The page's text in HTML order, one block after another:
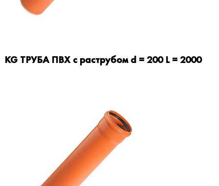
KG ТРУБА ПВХ с раструбом d = 200 L = 2000